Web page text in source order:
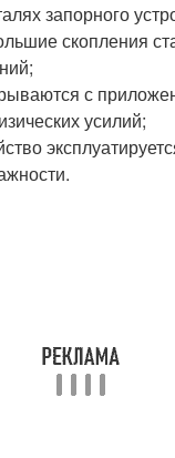
запорного
скопления
с
усилий;